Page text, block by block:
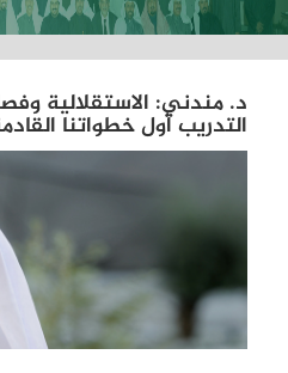
د. مندني: الاستقلالية
التدريب أول خطواتنا